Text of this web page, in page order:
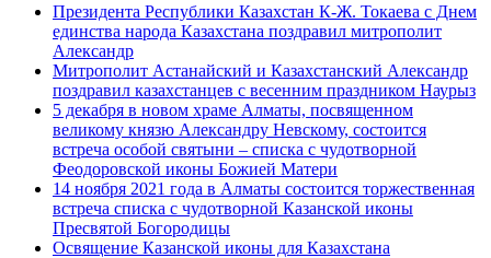
Президента Республики Казахстан К-Ж. Токаева с Днем
единства народа Казахстана поздравил митрополит
Александр
Митрополит Астанайский и Казахстанский Александр
поздравил казахстанцев с весенним праздником Наурыз
5 декабря в новом храме Алматы, посвященном
великому князю Александру Невскому, состоится
встреча особой святыни – списка с чудотворной
Феодоровской иконы Божией Матери
14 ноября 2021 года в Алматы состоится торжественная
встреча списка с чудотворной Казанской иконы
Пресвятой Богородицы
Освящение Казанской иконы для Казахстана